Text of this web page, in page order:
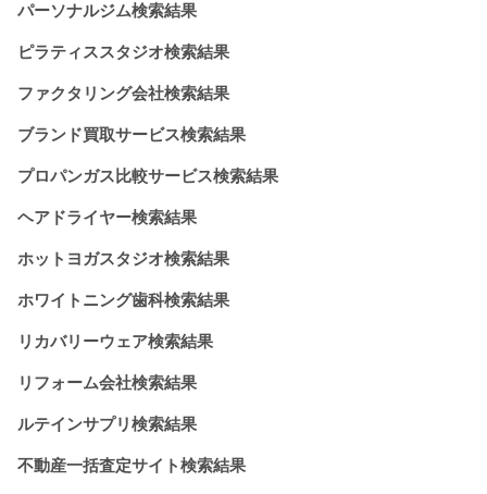
パーソナルジム検索結果
ピラティススタジオ検索結果
ファクタリング会社検索結果
ブランド買取サービス検索結果
プロパンガス比較サービス検索結果
ヘアドライヤー検索結果
ホットヨガスタジオ検索結果
ホワイトニング歯科検索結果
リカバリーウェア検索結果
リフォーム会社検索結果
ルテインサプリ検索結果
不動産一括査定サイト検索結果